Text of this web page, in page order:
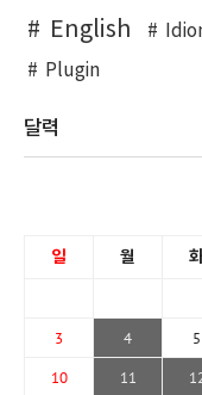
English
Plugin
달력
일 월
3 4 5
10 11